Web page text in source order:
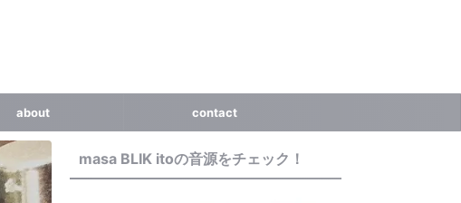
about contact
masa BLIK itoの音源をチェック！